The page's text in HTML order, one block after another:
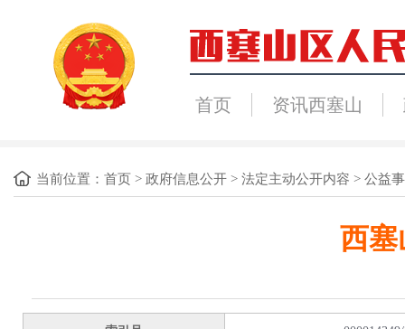
首页 资讯西塞山
当前位置： 首页 > 政府信息公开 > 法定主动公开内容 > 公益
西塞